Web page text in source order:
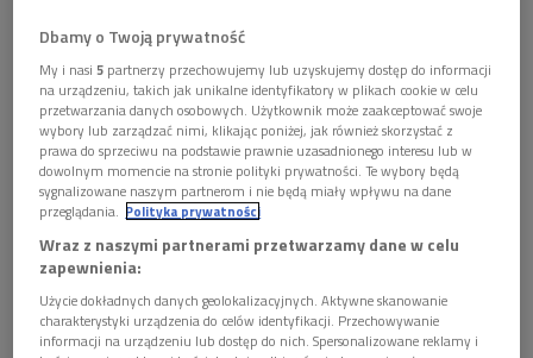
Cerys Hafana Foto: Cerys Hafana
Cerys wykonuje kompozycje na pograniczu tradycji i własnej
Dbamy o Twoją prywatność
My i nasi5 partnerzy przechowujemy lub uzyskujemy dostęp do informacji
na urządzeniu, takich jak unikalne identyfikatory w plikach cookie w celu
przetwarzania danych osobowych. Użytkownik może zaakceptować swoje
wybory lub zarządzać nimi, klikając poniżej, jak również skorzystać z
prawa do sprzeciwu na podstawie prawnie uzasadnionego interesu lub w
dowolnym momencie na stronie polityki prywatności. Te wybory będą
sygnalizowane naszym partnerom i nie będą miały wpływu na dane
przeglądania. Polityka prywatności
Wraz z naszymi partnerami przetwarzamy dane w celu
zapewnienia:
Użycie dokładnych danych geolokalizacyjnych. Aktywne skanowanie
charakterystyki urządzenia do celów identyfikacji. Przechowywanie
informacji na urządzeniu lub dostęp do nich. Spersonalizowane reklamy i